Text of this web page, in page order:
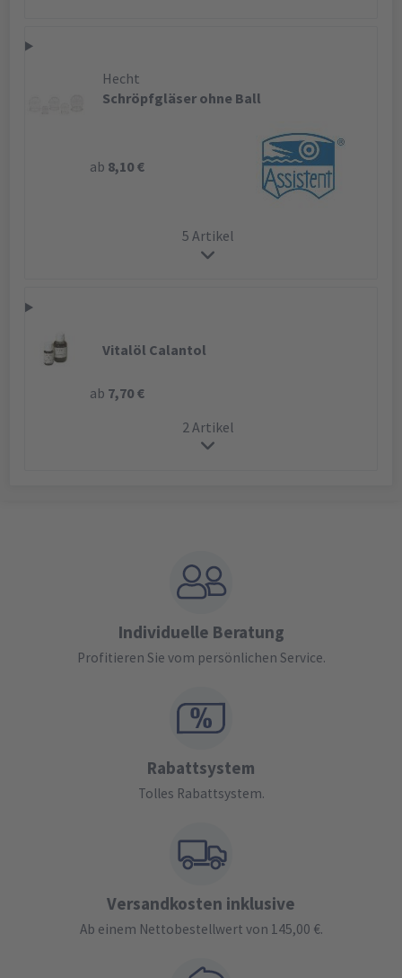
Hecht
Schröpfgläser ohne Ball
ab 8,10 €
5 Artikel
Vitalöl Calantol
ab 7,70 €
2 Artikel
Individuelle Beratung
Profitieren Sie vom persönlichen Service.
Rabattsystem
Tolles Rabattsystem.
Versandkosten inklusive
Ab einem Nettobestellwert von 145,00 €.